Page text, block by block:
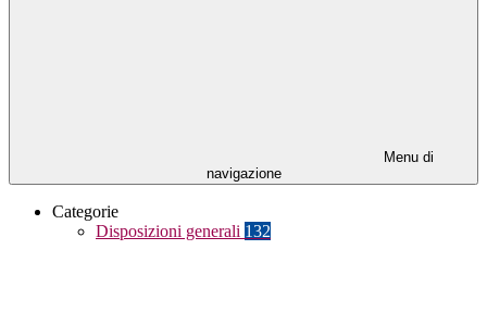
Menu di
navigazione
Categorie
Disposizioni generali 132